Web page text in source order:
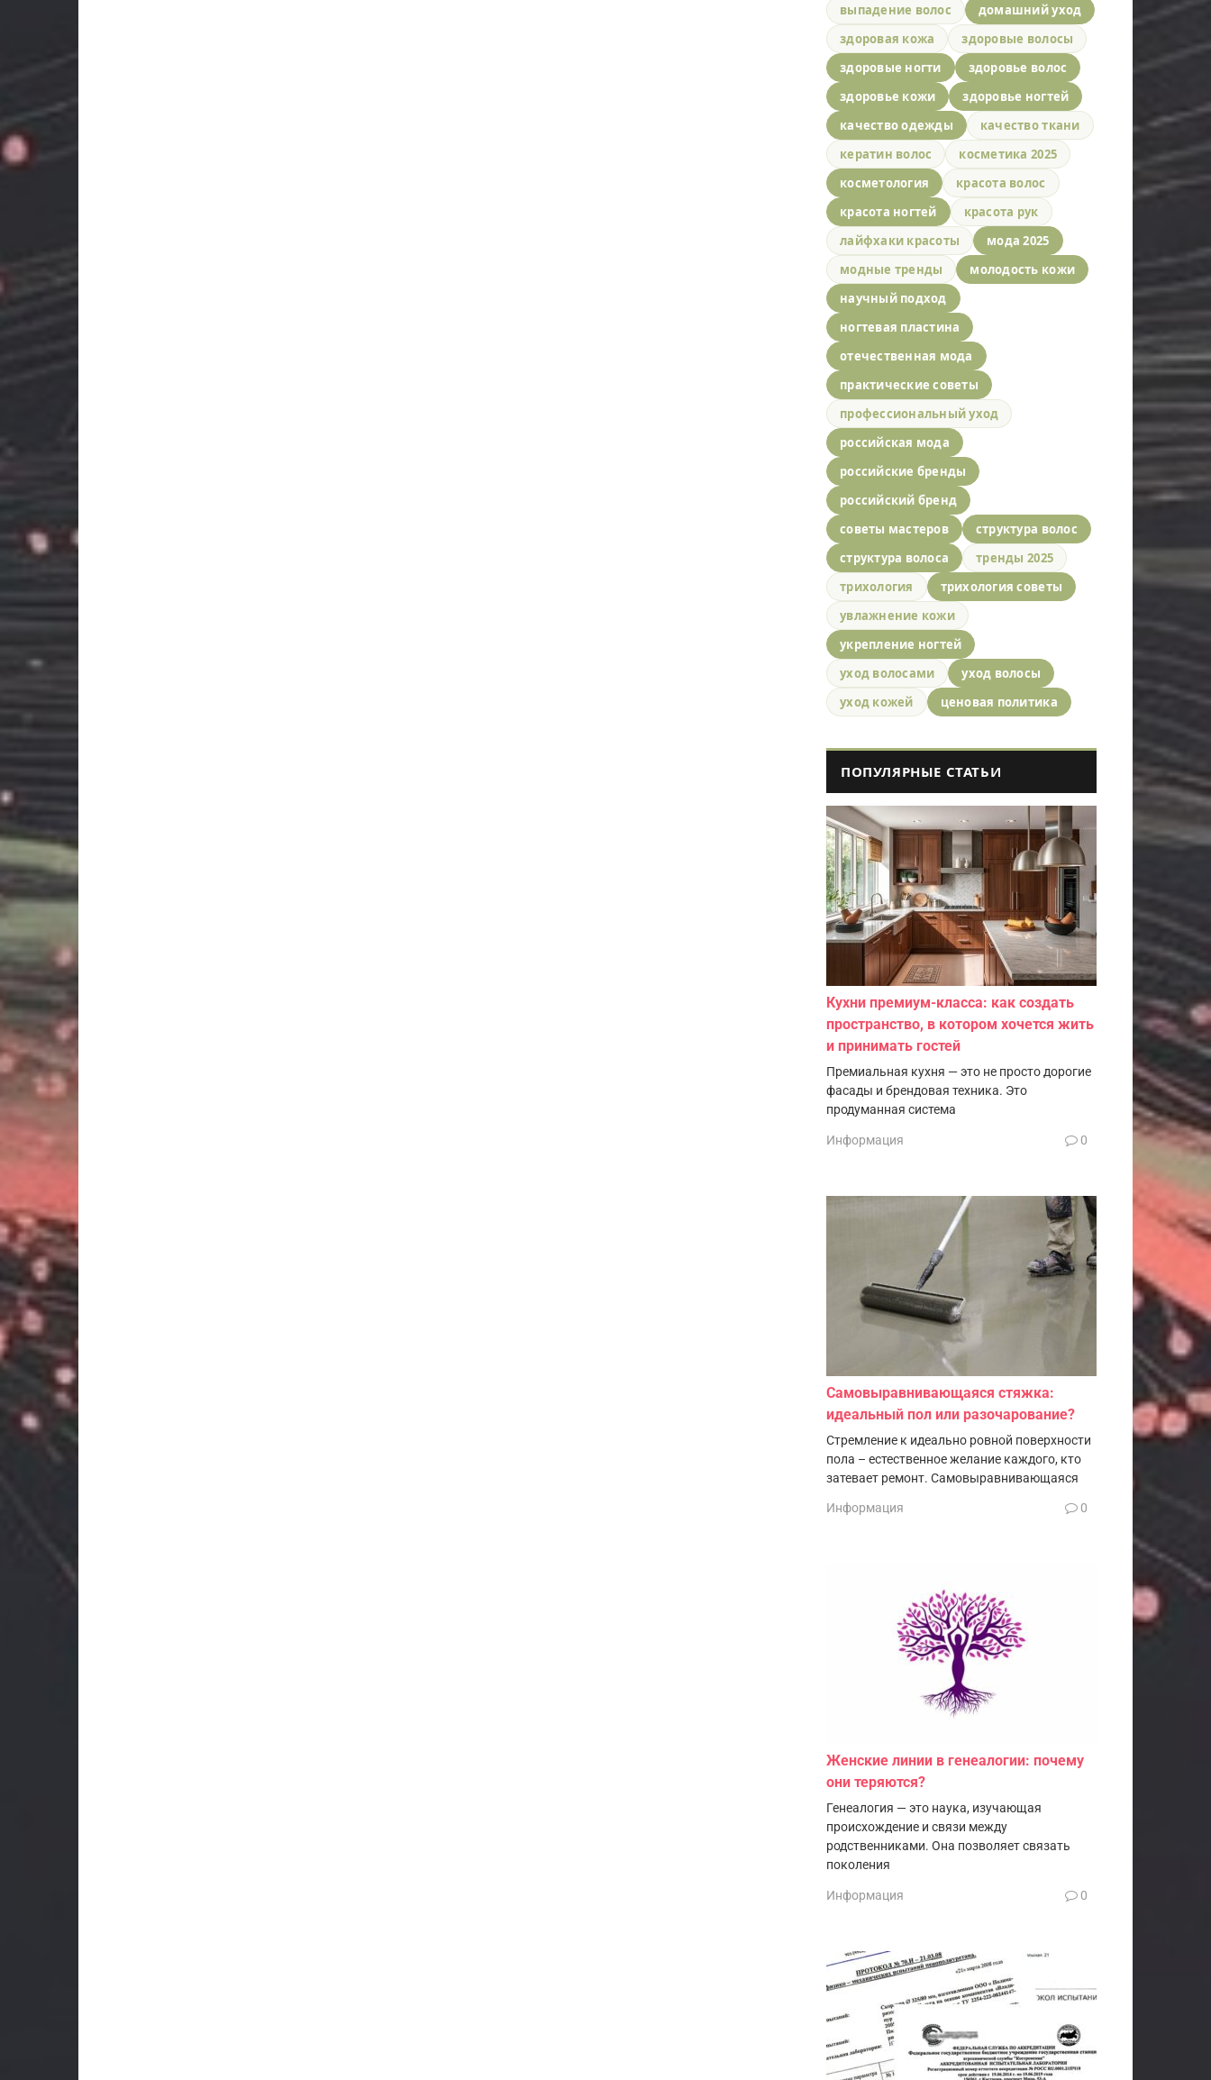
выпадение волос
домашний уход
здоровая кожа
здоровые волосы
здоровые ногти
здоровье волос
здоровье кожи
здоровье ногтей
качество одежды
качество ткани
кератин волос
косметика 2025
косметология
красота волос
красота ногтей
красота рук
лайфхаки красоты
мода 2025
модные тренды
молодость кожи
научный подход
ногтевая пластина
отечественная мода
практические советы
профессиональный уход
российская мода
российские бренды
российский бренд
советы мастеров
структура волос
структура волоса
тренды 2025
трихология
трихология советы
увлажнение кожи
укрепление ногтей
уход волосами
уход волосы
уход кожей
ценовая политика
ПОПУЛЯРНЫЕ СТАТЬИ
Кухни премиум-класса: как создать
пространство, в котором хочется жить
и принимать гостей
Премиальная кухня — это не просто дорогие
фасады и брендовая техника. Это
продуманная система
Информация 0
Самовыравнивающаяся стяжка:
идеальный пол или разочарование?
Стремление к идеально ровной поверхности
пола – естественное желание каждого, кто
затевает ремонт. Самовыравнивающаяся
Информация 0
Женские линии в генеалогии: почему
они теряются?
Генеалогия — это наука, изучающая
происхождение и связи между
родственниками. Она позволяет связать
поколения
Информация 0